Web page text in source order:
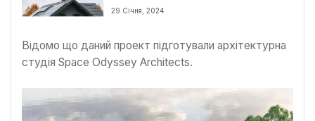
29 Січня, 2024
Відомо що даний проект підготували архітектурна
студія Space Odyssey Architects.